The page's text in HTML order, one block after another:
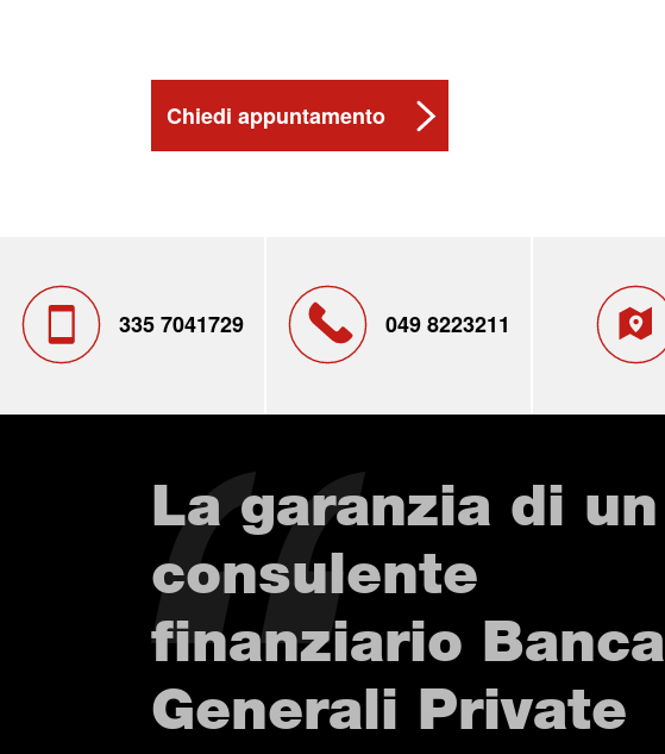
Chiedi appuntamento
335 7041729 049 8223211
La garanzia di un
consulente
finanziario Banca
Generali Private